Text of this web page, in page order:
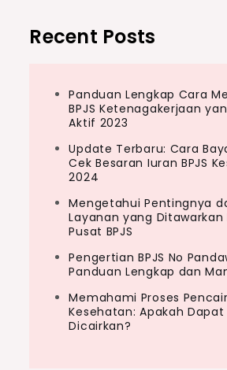
Recent Posts
Panduan Lengkap Cara
BPJS Ketenagakerjaan
Aktif 2023
Update Terbaru: Cara
Cek Besaran Iuran BPJS
2024
Mengetahui Pentingnya
Layanan yang Ditawarkan
Pusat BPJS
Pengertian BPJS No
Panduan Lengkap dan
Memahami Proses
Kesehatan: Apakah Dapat
Dicairkan?